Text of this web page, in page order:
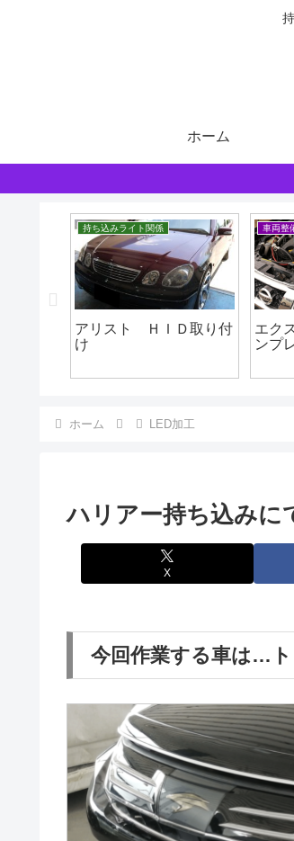
ホーム
持ち込みライト関係
アリスト ＨＩＤ取り付
け
車両整
エク
ンプ
ホーム LED加工
ハリアー持ち込みに
X
今回作業する車は…